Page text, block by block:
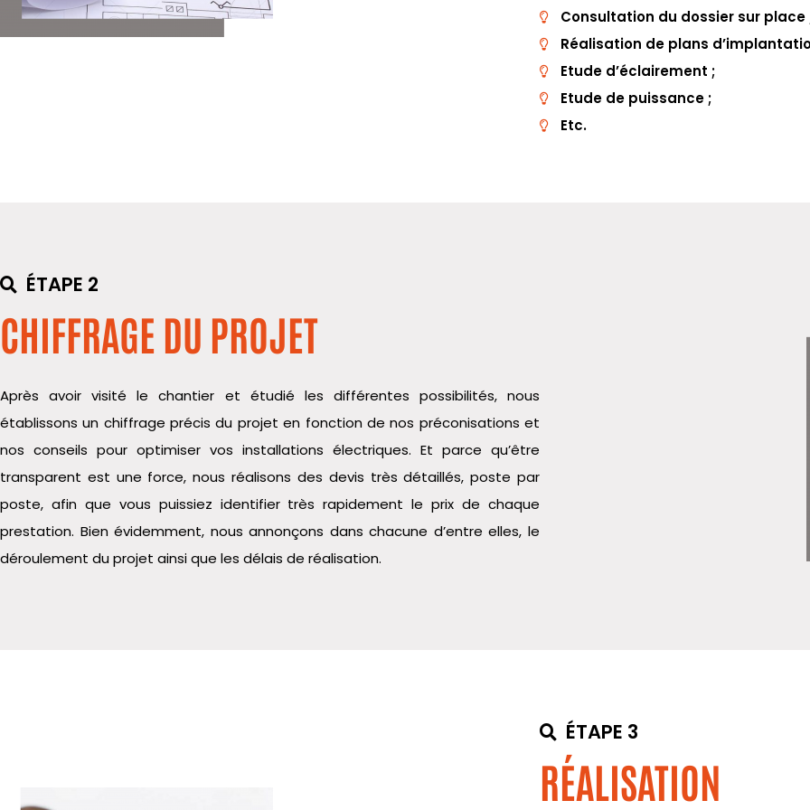
Consultation du dossier sur place
Réalisation de plans
Etude d’éclairement ;
Etude de puissance ;
Etc.
ÉTAPE 2
CHIFFRAGE DU PROJET
Après avoir visité le chantier et étudié les différentes possibilités, nous
établissons un chiffrage précis du projet en fonction de nos préconisations et
nos conseils pour optimiser vos installations électriques. Et parce qu’être
transparent est une force, nous réalisons des devis très détaillés, poste par
poste, afin que vous puissiez identifier très rapidement le prix de chaque
prestation. Bien évidemment, nous annonçons dans chacune d’entre elles, le
déroulement du projet ainsi que les délais de réalisation.
ÉTAPE 3
RÉALISATION